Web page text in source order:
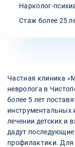
Нарколог-
Стаж более 25
Частная клиника
невролога в
более 5 лет
лечении детских и
дадут
профилактики. Для